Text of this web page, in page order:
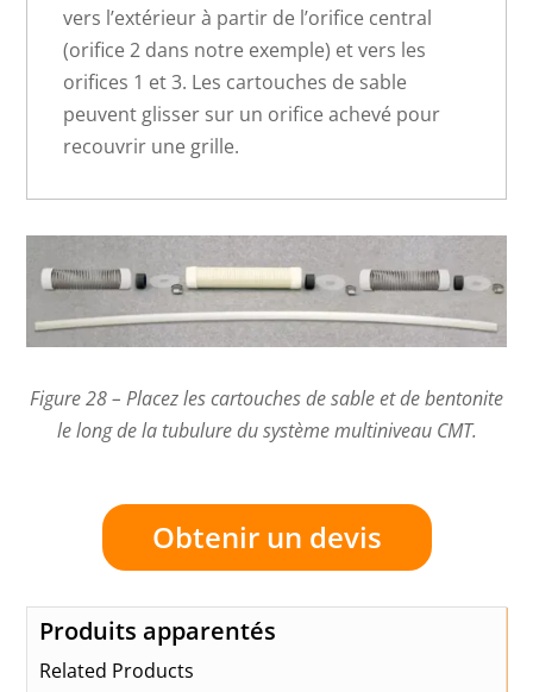
vers l’extérieur à partir de l’orifice central
(orifice 2 dans notre exemple) et vers les
orifices 1 et 3. Les cartouches de sable
peuvent glisser sur un orifice achevé pour
recouvrir une grille.
Figure 28 – Placez les cartouches de sable et de bentonite
le long de la tubulure du système multiniveau CMT.
Obtenir un devis
Produits apparentés
Related Products